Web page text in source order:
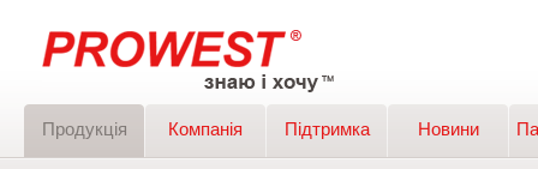
Продукція Компанія Підтримка Новини